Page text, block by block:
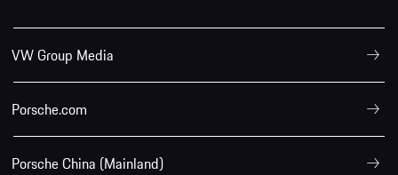
VW Group Media
Porsche.com
Porsche China (Mainland)